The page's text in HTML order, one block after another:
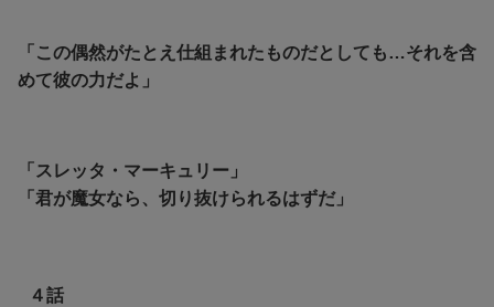
「この偶然がたとえ仕組まれたものだとしても…それを含
めて彼の力だよ」
「スレッタ・マーキュリー」
「君が魔女なら、切り抜けられるはずだ」
４話